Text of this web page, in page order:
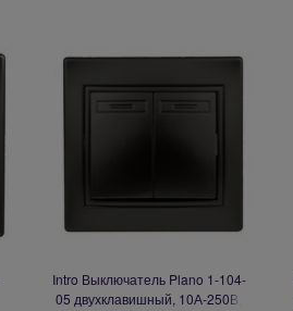
Intro Выключатель Plano 1-104-
05 двухклавишный, 10А-250В,